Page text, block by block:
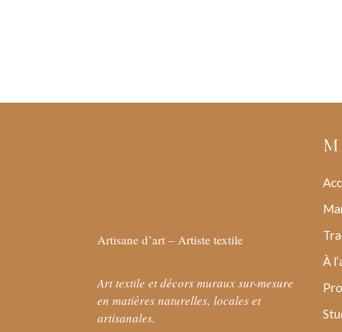
Artisane d’art – Artiste textile
Art textile et décors muraux sur-mesure
en matières naturelles, locales et
artisanales.
À